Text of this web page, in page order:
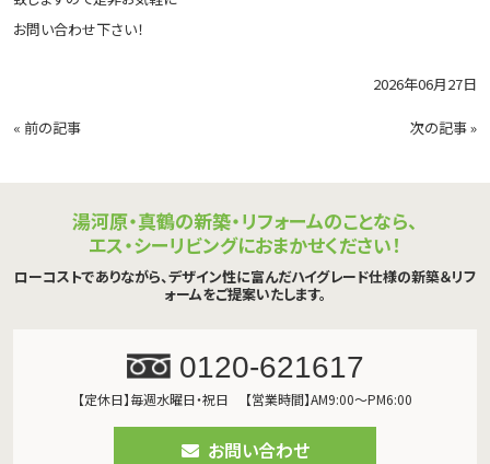
お問い合わせ下さい！
2026年06月27日
« 前の記事 次の記事»
湯河原・真鶴の新築・リフォームのことなら、
エス・シーリビングにおまかせください！
ローコストでありながら、デザイン性に富んだハイグレード仕様の新築＆リフ
ォームをご提案いたします。
0120-621617
【定休日】毎週水曜日・祝日 【営業時間】AM9:00～PM6:00
お問い合わせ